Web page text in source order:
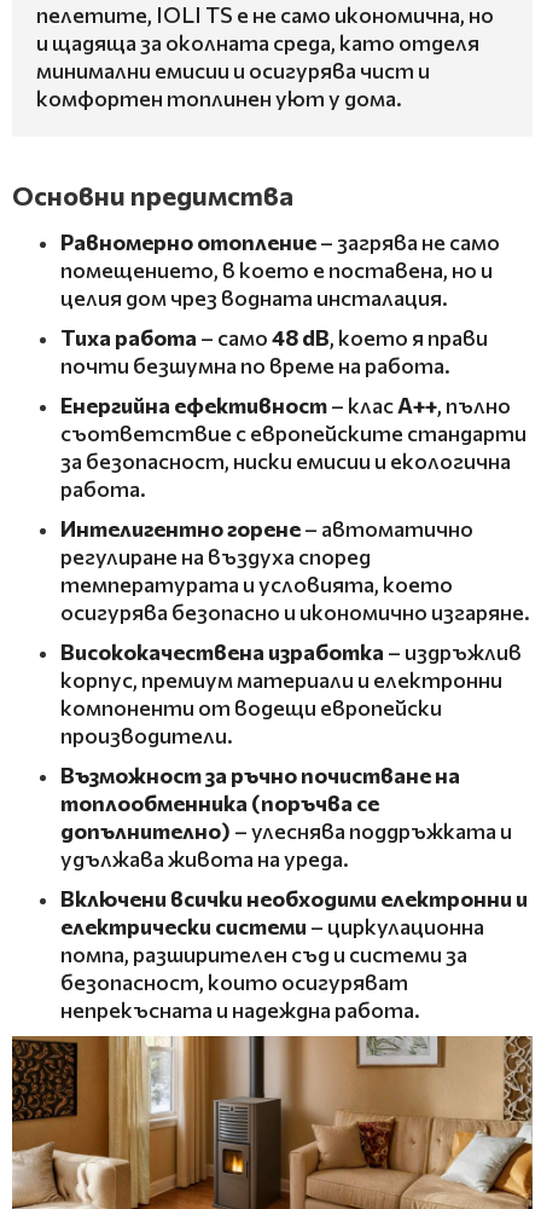
пелетите, IOLI TS е не само икономична, но
и щадяща за околната среда, като отделя
минимални емисии и осигурява чист и
комфортен топлинен уют у дома.
Основни предимства
Равномерно отопление– загрява не само
помещението, в което е поставена, но и
целия дом чрез водната инсталация.
Тиха работа – само48 dB, което я прави
почти безшумна по време на работа.
Енергийна ефективност– класA++, пълно
съответствие с европейските стандарти
за безопасност, ниски емисии и екологична
работа.
Интелигентно горене– автоматично
регулиране на въздуха според
температурата и условията, което
осигурява безопасно и икономично изгаряне.
Висококачествена изработка – издръжлив
корпус, премиум материали и електронни
компоненти от водещи европейски
производители.
Възможност за ръчно почистване на
топлообменника (поръчва се
допълнително) – улеснява поддръжката и
удължава живота на уреда.
Включени всички необходими електронни и
електрически системи – циркулационна
помпа, разширителен съд и системи за
безопасност, които осигуряват
непрекъсната и надеждна работа.